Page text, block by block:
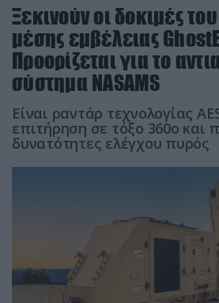
Ξεκινούν οι δοκιμές
μέσης εμβέλειας
Προορίζεται για το
σύστημα NASAMS
Είναι ραντάρ τεχνολογίας
επιτήρηση σε τόξο 360ο και
δυνατότητες ελέγχου πυρός